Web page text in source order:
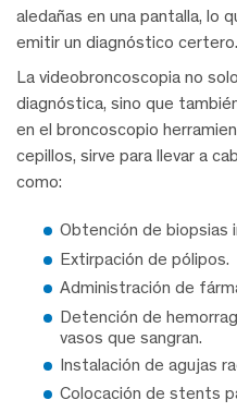
aledañas en una pantalla, lo
emitir un diagnóstico certero.
La videobroncoscopia no
diagnóstica, sino que
en el broncoscopio
cepillos, sirve para llevar a
como:
Obtención de biopsias
Extirpación de pólipos.
Administración de
Detención de
vasos que sangran.
Instalación de agujas
Colocación de stents